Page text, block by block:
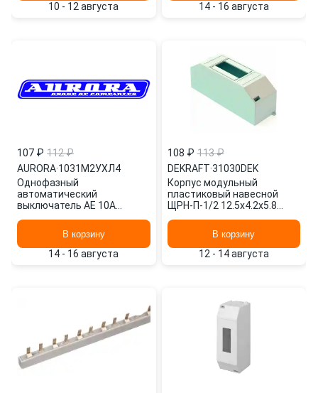
10 - 12 августа 14 - 16 августа
107 ₽ 112 ₽
AURORA·1031М2УХЛ4
Однофазный
автоматический
выключатель АЕ 10А
В корзину
14 - 16 августа
108 ₽ 113 ₽
DEKRAFT·31030DEK
Корпус модульный
пластиковый навесной
ЩРН-П-1/2 12.5х4.2х5.8
В корзину
12 - 14 августа